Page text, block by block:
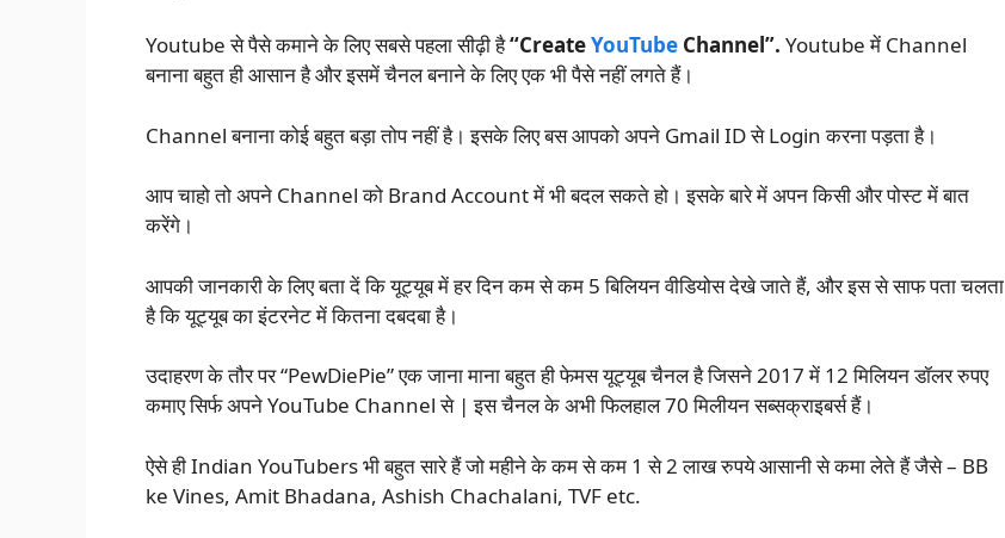
Youtube से पैसे कमाने के लिए सबसे पहला सीढ़ी है“CreateYouTube Channel”. Youtube में Channel
बनाना बहुत ही आसान है और इसमें चैनल बनाने के लिए एक भी पैसे नहीं लगते हैं।
Channel बनाना कोई बहुत बड़ा तोप नहीं है। इसके लिए बस आपको अपने Gmail ID से Login करना पड़ता है।
आप चाहो तो अपने Channel को Brand Account में भी बदल सकते हो। इसके बारे में अपन किसी और पोस्ट में बात
करेंगे।
आपकी जानकारी के लिए बता दें कि यूट्यूब में हर दिन कम से कम 5 बिलियन वीडियोस देखे जाते हैं, और इस से साफ पता चलता
है कि यूट्यूब का इंटरनेट में कितना दबदबा है।
उदाहरण के तौर पर “PewDiePie” एक जाना माना बहुत ही फेमस यूट्यूब चैनल है जिसने 2017 में 12 मिलियन डॉलर रुपए
कमाए सिर्फ अपने YouTube Channel से | इस चैनल के अभी फिलहाल 70 मिलीयन सब्सक्राइबर्स हैं।
ऐसे ही Indian YouTubers भी बहुत सारे हैं जो महीने के कम से कम 1 से 2 लाख रुपये आसानी से कमा लेते हैं जैसे – BB
ke Vines, Amit Bhadana, Ashish Chachalani, TVF etc.